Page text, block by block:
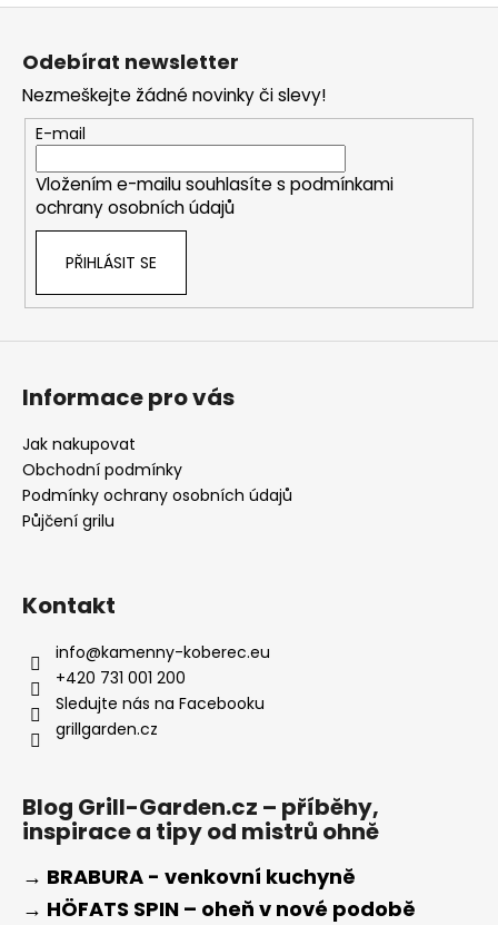
Z
Odebírat newsletter
Nezmeškejte žádné novinky či slevy!
E-mail
Vložením e-mailu souhlasíte s podmínkami
ochrany osobních údajů
PŘIHLÁSIT SE
Informace pro vás
Jak nakupovat
Obchodní podmínky
Podmínky ochrany osobních údajů
Půjčení grilu
Kontakt
info@kamenny-koberec.eu
+420 731 001 200
Sledujte nás na Facebooku
grillgarden.cz
Blog Grill-Garden.cz – příběhy,
inspirace a tipy od mistrů ohně
→ BRABURA - venkovní kuchyně
→ HÖFATS SPIN – oheň v nové podobě